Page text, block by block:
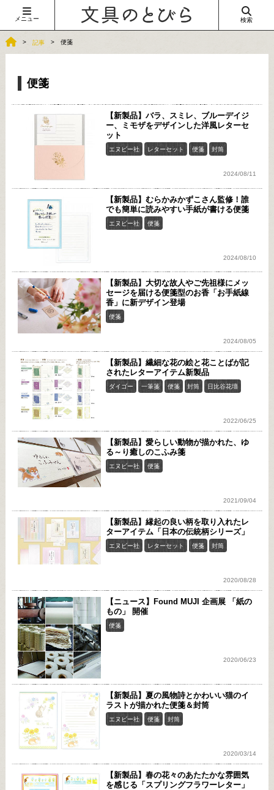
メニュー 検索
記事 便箋
便箋
【新製品】バラ、スミレ、ブルーデイジ
ー、ミモザをデザインした洋風レターセ
ット
エヌビー社 レターセット 便箋 封筒
2024/08/11
【新製品】むらかみかずこさん監修！誰
でも簡単に読みやすい手紙が書ける便箋
エヌビー社 便箋
2024/08/10
【新製品】大切な故人やご先祖様にメッ
セージを届ける便箋型のお香「お手紙線
香」に新デザイン登場
便箋
2024/08/05
【新製品】繊細な花の絵と花ことばが記
されたレターアイテム新製品
ダイゴー 一筆箋 便箋 封筒 日比谷花壇
2022/06/25
【新製品】愛らしい動物が描かれた、ゆ
る～り癒しのこふみ箋
エヌビー社 便箋
2021/09/04
【新製品】縁起の良い柄を取り入れたレ
ターアイテム「日本の伝統柄シリーズ」
エヌビー社 レターセット 便箋 封筒
2020/08/28
【ニュース】Found MUJI 企画展 「紙の
もの」 開催
便箋
2020/06/23
【新製品】夏の風物詩とかわいい猫のイ
ラストが描かれた便箋＆封筒
エヌビー社 便箋 封筒
2020/03/14
【新製品】春の花々のあたたかな雰囲気
を感じる「スプリングフラワーレター」